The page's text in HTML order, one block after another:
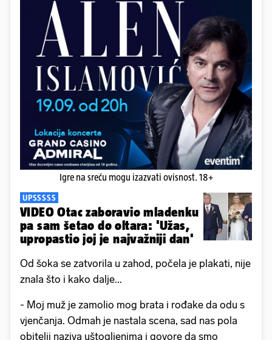
Igre na sreću mogu izazvati ovisnost. 18+
UPSSSSS
VIDEO Otac zaboravio mladenku
pa sam šetao do oltara: 'Užas,
upropastio joj je najvažniji dan'
Od šoka se zatvorila u zahod, počela je plakati, nije
znala što i kako dalje...
- Moj muž je zamolio mog brata i rođake da odu s
vjenčanja. Odmah je nastala scena, sad nas pola
obitelji naziva uštogljenima i govore da smo